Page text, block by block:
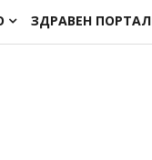
ЗДРАВЕН ПОРТАЛ